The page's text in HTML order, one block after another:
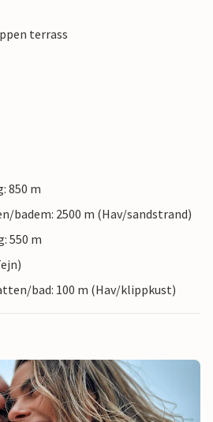
terrass
850 m
badem: 2500 m (Hav/sandstrand)
550 m
bad: 100 m (Hav/klippkust)